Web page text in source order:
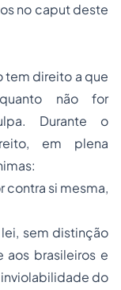
no caput deste
tem direito a que
não for
Durante o
em plena
contra si mesma,
sem distinção
aos brasileiros e
inviolabilidade do